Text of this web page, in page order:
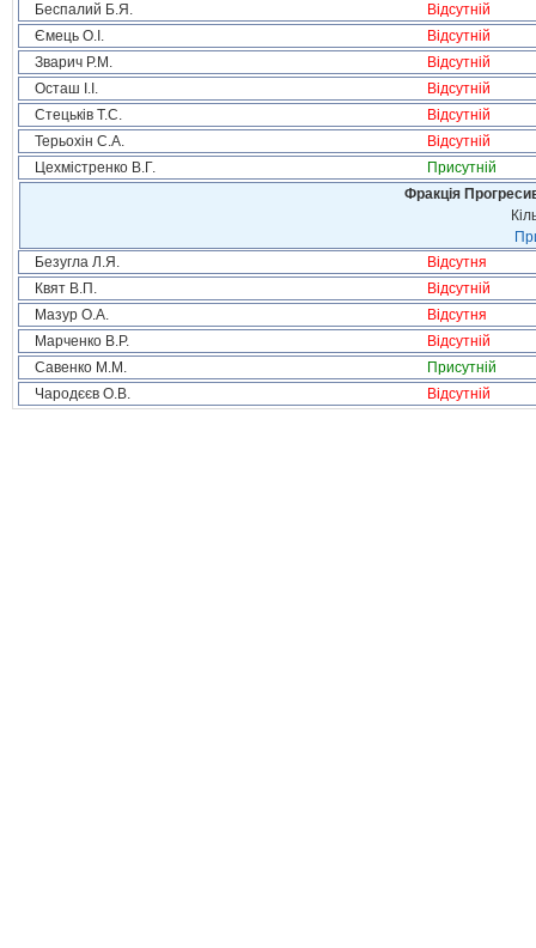
Беспалий Б.Я.
Відсутній
Ємець О.І.
Відсутній
Зварич Р.М.
Відсутній
Осташ І.І.
Відсутній
Стецьків Т.С.
Відсутній
Терьохін С.А.
Відсутній
Цехмістренко В.Г.
Присутній
Фракція
Безугла Л.Я.
Відсутня
Квят В.П.
Відсутній
Мазур О.А.
Відсутня
Марченко В.Р.
Відсутній
Савенко М.М.
Присутній
Чародєєв О.В.
Відсутній